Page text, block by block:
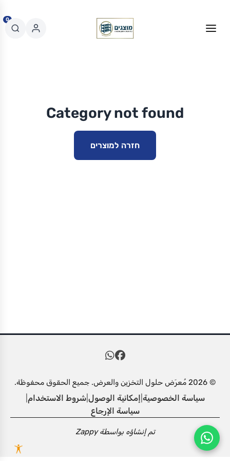
0
Category not found
חזרה למוצרים
© 2026 مُعرَض حلول التخزين والعرض. جميع الحقوق محفوظة.
سياسة الخصوصية إمكانية الوصول |شروط الاستخدام
سياسة الإرجاع
تم إنشاؤه بواسطةZappy